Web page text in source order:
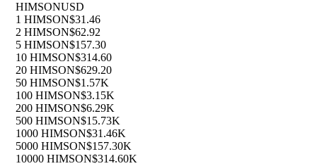
HIMSONUSD
1 HIMSON$31.46
2 HIMSON$62.92
5 HIMSON$157.30
10 HIMSON$314.60
20 HIMSON$629.20
50 HIMSON$1.57K
100 HIMSON$3.15K
200 HIMSON$6.29K
500 HIMSON$15.73K
1000 HIMSON$31.46K
5000 HIMSON$157.30K
10000 HIMSON$314.60K